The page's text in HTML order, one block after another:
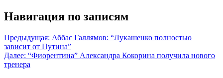
Навигация по записям
Предыдущая: Аббас Галлямов: “Лукашенко полностью
зависит от Путина”
Далее: “Фиорентина” Александра Кокорина получила нового
тренера